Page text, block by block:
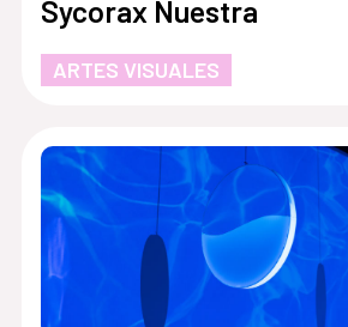
Sycorax Nuestra
ARTES VISUALES